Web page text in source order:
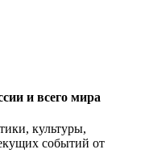
и всего мира
культуры,
событий от